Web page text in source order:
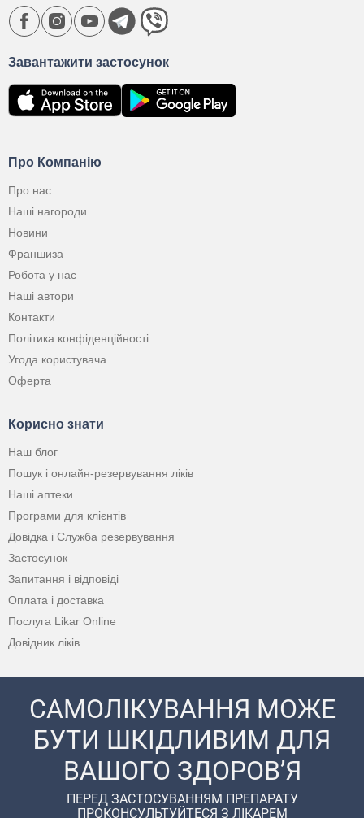
Про Компанію
Про нас
Наші нагороди
Новини
Франшиза
Робота у нас
Наші автори
Контакти
Політика конфіденційності
Угода користувача
Оферта
Корисно знати
Наш блог
Пошук і онлайн-резервування ліків
Наші аптеки
Програми для клієнтів
Довідка і Служба резервування
Застосунок
Запитання і відповіді
Оплата і доставка
Послуга Likar Online
Довідник ліків
Завантажити застосунок
САМОЛІКУВАННЯ МОЖЕ
БУТИ ШКІДЛИВИМ ДЛЯ
ВАШОГО ЗДОРОВ’Я
ПЕРЕД ЗАСТОСУВАННЯМ ПРЕПАРАТУ
ПРОКОНСУЛЬТУЙТЕСЯ З ЛІКАРЕМ